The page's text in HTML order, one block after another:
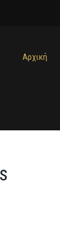
Αρχική